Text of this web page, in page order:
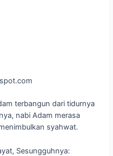
terbangun dari tidurnya
nabi Adam merasa
syahwat.
Sesungguhnya: